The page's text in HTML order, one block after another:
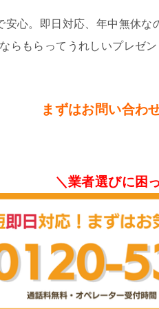
安心。即日対応、年中無休
らもらってうれしいプレゼ
まずはお問い合わ
＼業者選びに困